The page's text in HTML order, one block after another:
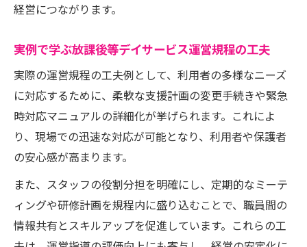
経営につながります。
実例で学ぶ放課後等デイサービス運営規程の工夫
実際の運営規程の工夫例として、利用者の多様なニーズ
に対応するために、柔軟な支援計画の変更手続きや緊急
時対応マニュアルの詳細化が挙げられます。これによ
り、現場での迅速な対応が可能となり、利用者や保護者
の安心感が高まります。
また、スタッフの役割分担を明確にし、定期的なミーテ
ィングや研修計画を規程内に盛り込むことで、職員間の
情報共有とスキルアップを促進しています。これらの工